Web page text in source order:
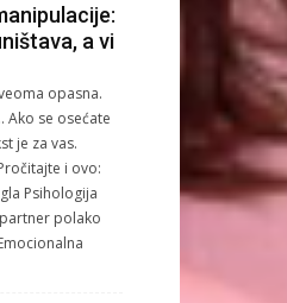
a vi
opasna.
Ako se osećate
je za vas.
i ovo:
Psihologija
polako